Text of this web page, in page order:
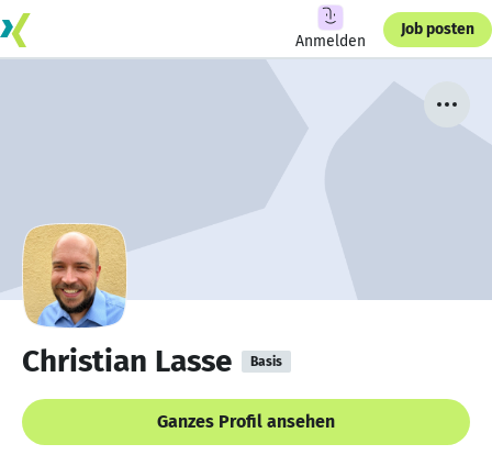
Anmelden
Job posten
Christian Lasse Basis
Ganzes Profil ansehen